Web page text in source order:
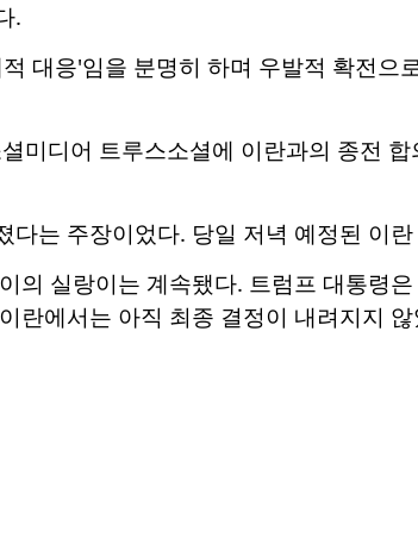
.
대응'임을 분명히 하며 우발적 확전으
미디어 트루스소셜에 이란과의 종전
다는 주장이었다. 당일 저녁 예정된 이
의 실랑이는 계속됐다. 트럼프 대통령
란에서는 아직 최종 결정이 내려지지